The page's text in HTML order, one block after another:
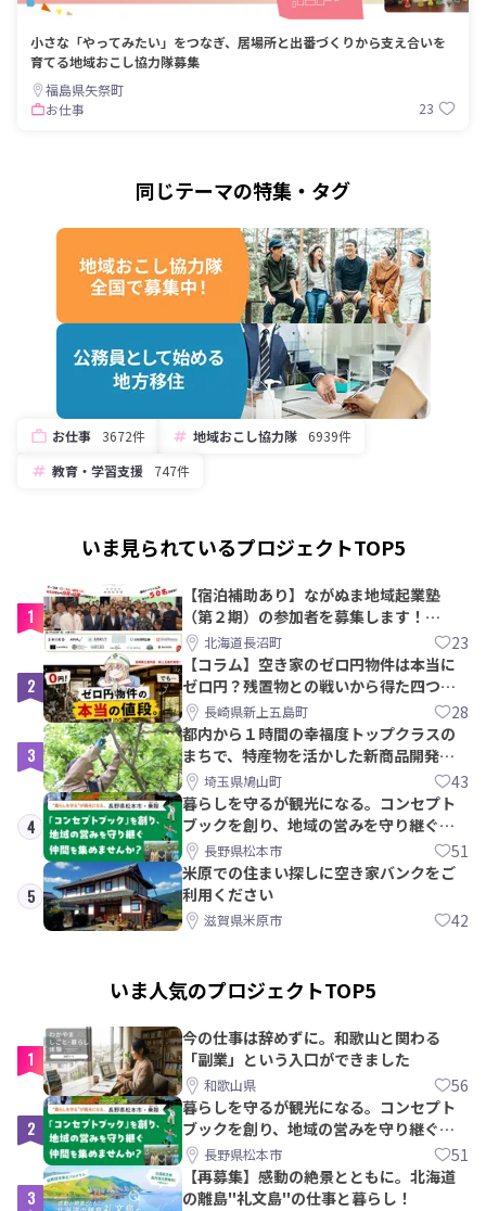
小さな「やってみたい」をつなぎ、居場所と出番づくりから支え合いを
育てる地域おこし協力隊募集
福島県矢祭町
お仕事
23
同じテーマの特集・タグ
お仕事 3672件 地域おこし協力隊
6939件
教育・学習支援
747件
いま見られているプロジェクトTOP5
1
【宿泊補助あり】ながぬま地域起業塾
（第２期）の参加者を募集します！
【8/21〆】
北海道長沼町 23
2
【コラム】空き家のゼロ円物件は本当に
ゼロ円？残置物との戦いから得た四つの
教訓｜新上五島町
長崎県新上五島町 28
3
都内から１時間の幸福度トップクラスの
まちで、特産物を活かした新商品開発＆
PRメンバー募集！
埼玉県鳩山町 43
4
暮らしを守るが観光になる。コンセプト
ブックを創り、地域の営みを守り継ぐ仲
間を集めませんか？
長野県松本市 51
5
米原での住まい探しに空き家バンクをご
利用ください
滋賀県米原市 42
いま人気のプロジェクトTOP5
1
今の仕事は辞めずに。和歌山と関わる
「副業」という入口ができました
和歌山県 56
2
暮らしを守るが観光になる。コンセプト
ブックを創り、地域の営みを守り継ぐ仲
間を集めませんか？
長野県松本市 51
3
【再募集】感動の絶景とともに。北海道
の離島"礼文島"の仕事と暮らし！